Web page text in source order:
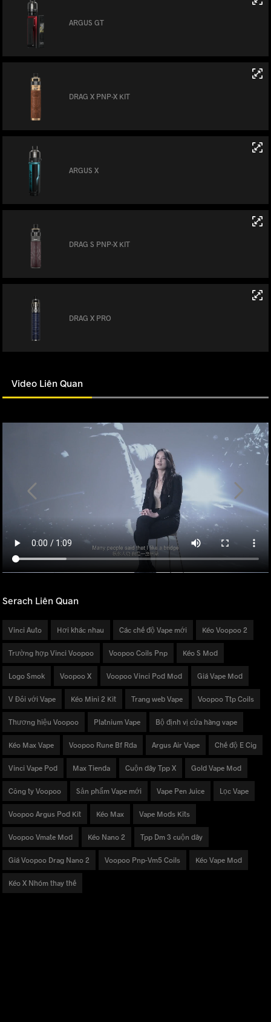
ARGUS GT
DRAG X PNP-X KIT
ARGUS X
DRAG S PNP-X KIT
DRAG X PRO
Video Liên Quan
Serach Liên Quan
Vinci Auto Hơi khác nhau Các chế độ Vape mới Kéo Voopoo 2
Trường hợp Vinci Voopoo Voopoo Coils Pnp Kéo S Mod
Logo Smok Voopoo X Voopoo Vinci Pod Mod Giá Vape Mod
V Đối với Vape Kéo Mini 2 Kit Trang web Vape Voopoo Ttp Coils
Thương hiệu Voopoo Platnium Vape Bộ định vị cửa hàng vape
Kéo Max Vape Voopoo Rune Bf Rda Argus Air Vape Chế độ E Cig
Vinci Vape Pod Max Tienda Cuộn dây Tpp X Gold Vape Mod
Công ty Voopoo Sản phẩm Vape mới Vape Pen Juice Lọc Vape
Voopoo Argus Pod Kit Kéo Max Vape Mods Kits
Voopoo Vmate Mod Kéo Nano 2 Tpp Dm 3 cuộn dây
Giá Voopoo Drag Nano 2 Voopoo Pnp-Vm5 Coils Kéo Vape Mod
Kéo X Nhóm thay thế